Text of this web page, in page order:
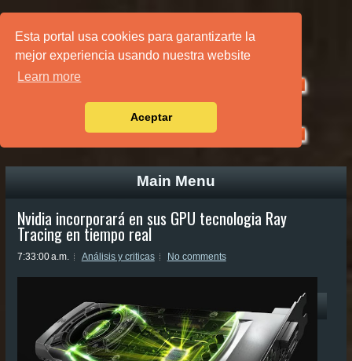
Esta portal usa cookies para garantizarte la
mejor experiencia usando nuestra website
Learn more
Aceptar
PÁGINA PRINCIPAL
Main Menu
Nvidia incorporará en sus GPU tecnologia Ray
Tracing en tiempo real
7:33:00 a.m. Análisis y criticas No comments